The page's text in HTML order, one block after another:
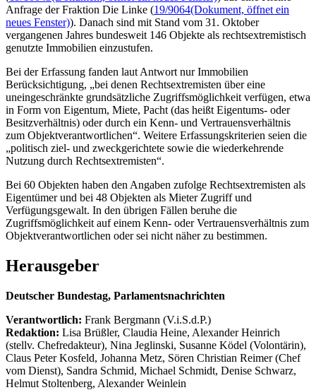
Anfrage der Fraktion Die Linke (19/9064(Dokument, öffnet ein
neues Fenster)). Danach sind mit Stand vom 31. Oktober
vergangenen Jahres bundesweit 146 Objekte als rechtsextremistisch
genutzte Immobilien einzustufen.
Bei der Erfassung fanden laut Antwort nur Immobilien
Berücksichtigung, „bei denen Rechtsextremisten über eine
uneingeschränkte grundsätzliche Zugriffsmöglichkeit verfügen, etwa
in Form von Eigentum, Miete, Pacht (das heißt Eigentums- oder
Besitzverhältnis) oder durch ein Kenn- und Vertrauensverhältnis
zum Objektverantwortlichen“. Weitere Erfassungskriterien seien die
„politisch ziel- und zweckgerichtete sowie die wiederkehrende
Nutzung durch Rechtsextremisten“.
Bei 60 Objekten haben den Angaben zufolge Rechtsextremisten als
Eigentümer und bei 48 Objekten als Mieter Zugriff und
Verfügungsgewalt. In den übrigen Fällen beruhe die
Zugriffsmöglichkeit auf einem Kenn- oder Vertrauensverhältnis zum
Objektverantwortlichen oder sei nicht näher zu bestimmen.
Herausgeber
Deutscher Bundestag, Parlamentsnachrichten
Verantwortlich: Frank Bergmann (V.i.S.d.P.)
Redaktion: Lisa Brüßler, Claudia Heine, Alexander Heinrich
(stellv. Chefredakteur), Nina Jeglinski, Susanne Ködel (Volontärin),
Claus Peter Kosfeld, Johanna Metz, Sören Christian Reimer (Chef
vom Dienst), Sandra Schmid, Michael Schmidt, Denise Schwarz,
Helmut Stoltenberg, Alexander Weinlein